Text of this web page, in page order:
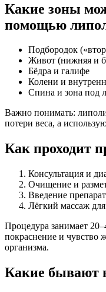
Какие зоны
помощью
Подбородок
Живот (нижняя и
Бёдра и галифе
Колени и
Спина и зона под
Важно понимать:
потери веса, а
Как проходит
Консультация и
Очищение и
Введение
Лёгкий массаж
Процедура занимает
покраснение и чувство
организма.
Какие бывают